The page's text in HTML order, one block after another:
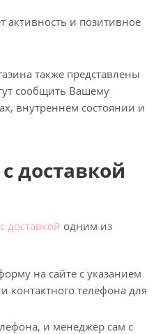
активность и позитивное
также представлены
сообщить Вашему
внутреннем состоянии и
доставкой
доставкой одним из
на сайте с указанием
контактного телефона для
и менеджер сам с